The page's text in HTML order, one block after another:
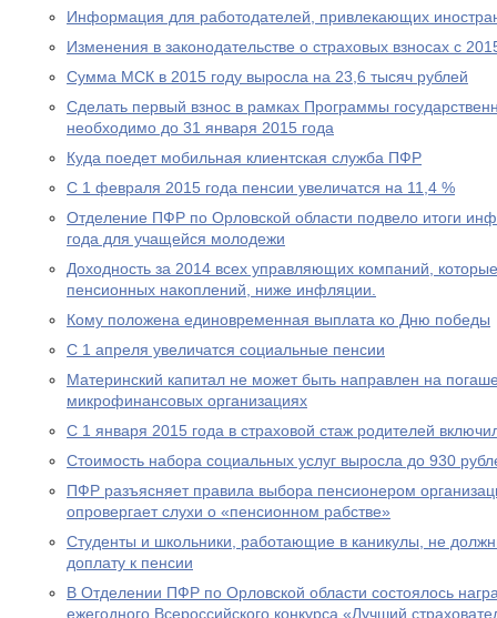
Информация для работодателей, привлекающих
Изменения в законодательстве о страховых взносах с
Сумма МСК в 2015 году выросла на 23,6 тысяч рублей
Сделать первый взнос в рамках Программы
необходимо до 31 января 2015 года
Куда поедет мобильная клиентская служба ПФР
С 1 февраля 2015 года пенсии увеличатся на 11,4 %
Отделение ПФР по Орловской области подвело итоги
года для учащейся молодежи
Доходность за 2014 всех управляющих компаний,
пенсионных накоплений, ниже инфляции.
Кому положена единовременная выплата ко Дню победы
С 1 апреля увеличатся социальные пенсии
Материнский капитал не может быть направлен на
микрофинансовых организациях
С 1 января 2015 года в страховой стаж родителей
Стоимость набора социальных услуг выросла до 930
ПФР разъясняет правила выбора пенсионером
опровергает слухи о «пенсионном рабстве»
Студенты и школьники, работающие в каникулы, не
доплату к пенсии
В Отделении ПФР по Орловской области состоялось
ежегодного Всероссийского конкурса «Лучший